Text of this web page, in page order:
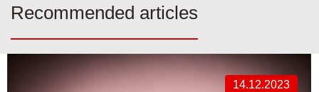
Recommended articles
14.12.2023